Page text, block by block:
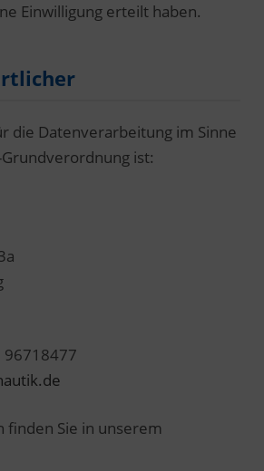
Einwilligung erteilt haben.
die Datenverarbeitung im Sinne
ist:
96718477
finden Sie in unserem